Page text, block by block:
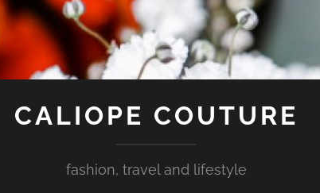
CALIOPE COUTURE
fashion, travel and lifestyle